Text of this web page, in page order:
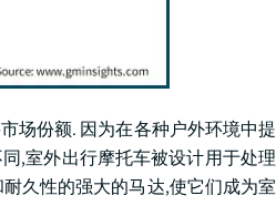
场份额. 因为在各种户外环境中提
,室外出行摩托车被设计用于处理
久性的强大的马达,使它们成为室